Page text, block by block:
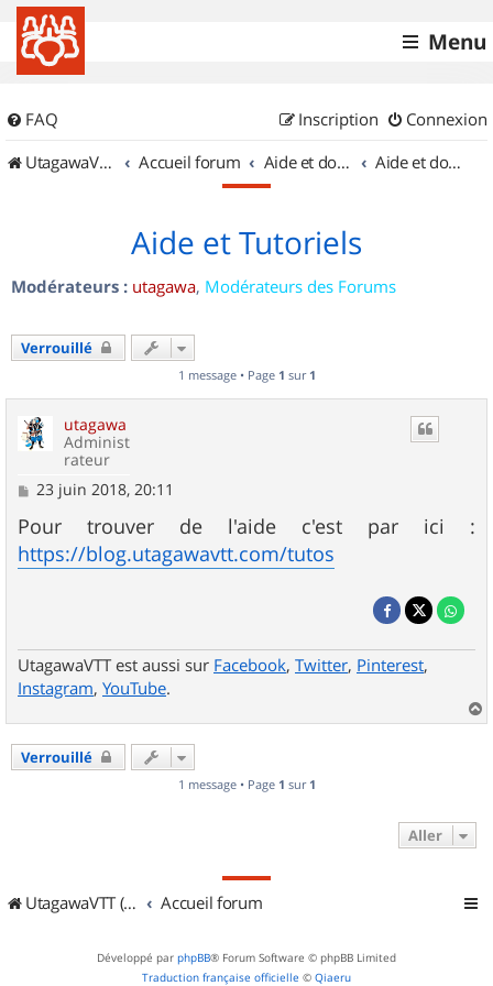
Menu
FAQ Connexion
Inscription
UtagawaVTT (Randos VTT et VTTAE avec traces GPS)
Accueil forum Aide et documentation Aide et documentation
Aide et Tutoriels
Modérateurs : utagawa, Modérateurs des Forums
Verrouillé
1 message • Page 1 sur 1
utagawa
Administ
rateur
M
s
s
a
g
23 juin 2018, 20:11
Pour trouver de l'aide c'est par ici :
https://blog.utagawavtt.com/tutos
UtagawaVTT est aussi sur Facebook, Twitter, Pinterest,
Instagram, YouTube.
a
Verrouillé
1 message • Page 1 sur 1
Aller
UtagawaVTT (Randos VTT et VTTAE avec traces GPS) Accueil forum
Développé par phpBB® Forum Software © phpBB Limited
Traduction française officielle © Qiaeru